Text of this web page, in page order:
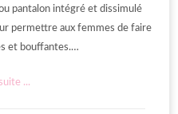
pantalon intégré et dissimulé
permettre aux femmes de faire
et bouffantes.…
...